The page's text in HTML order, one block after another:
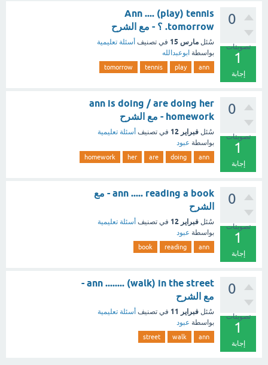
0
تصويتات
1
إجابة
Ann .... (play) tennis
tomorrow. ؟ - مع الشرح
سُئل مارس 15 في تصنيف أسئلة تعليمية
بواسطة ابوعبدالله
ann
play
tennis
tomorrow
0
تصويتات
1
إجابة
ann is doing / are doing her
homework - مع الشرح
سُئل فبراير 12 في تصنيف أسئلة تعليمية
بواسطة عبود
ann
doing
are
her
homework
0
تصويتات
1
إجابة
ann ..... reading a book - مع
الشرح
سُئل فبراير 12 في تصنيف أسئلة تعليمية
بواسطة عبود
ann
reading
book
0
تصويتات
1
إجابة
ann ........ (walk) in the street -
مع الشرح
سُئل فبراير 11 في تصنيف أسئلة تعليمية
بواسطة عبود
ann
walk
street